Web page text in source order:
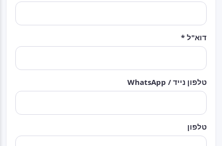
דוא"ל *
טלפון נייד / WhatsApp
טלפון